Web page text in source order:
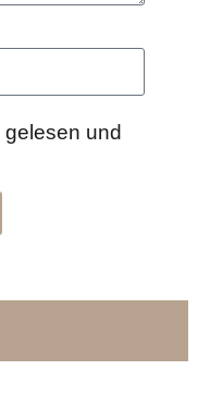
gelesen und